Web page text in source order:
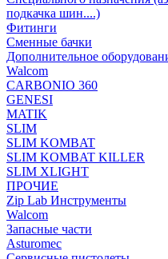
подкачка шин....)
Фитинги
Сменные бачки
Дополнительное
Walcom
CARBONIO 360
GENESI
MATIK
SLIM
SLIM KOMBAT
SLIM KOMBAT KILLER
SLIM XLIGHT
ПРОЧИЕ
Zip Lab Инструменты
Walсom
Запасные части
Asturomec